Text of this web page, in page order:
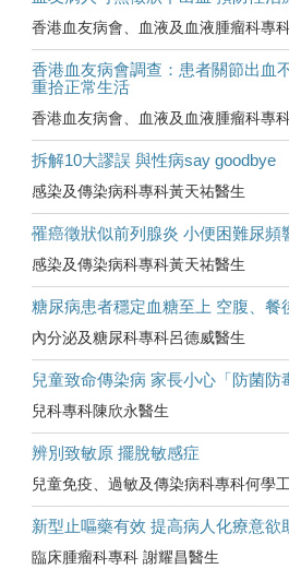
香港血友病會、血液及血液腫瘤科專
香港血友病會調查：患者關節出血
重拾正常生活
香港血友病會、血液及血液腫瘤科專
拆解10大謬誤 與性病say goodbye
感染及傳染病科專科黃天祐醫生
罹癌徵狀似前列腺炎 小便困難尿頻
感染及傳染病科專科黃天祐醫生
糖尿病患者穩定血糖至上 空腹、餐
內分泌及糖尿科專科呂德威醫生
兒童致命傳染病 家長小心「防菌防
兒科專科陳欣永醫生
辨別致敏原 擺脫敏感症
兒童免疫、過敏及傳染病科專科何學
新型止嘔藥有效 提高病人化療意欲
臨床腫瘤科專科 謝耀昌醫生